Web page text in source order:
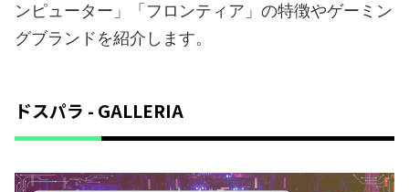
ンピューター」「フロンティア」の特徴やゲーミン
グブランドを紹介します。
ドスパラ - GALLERIA